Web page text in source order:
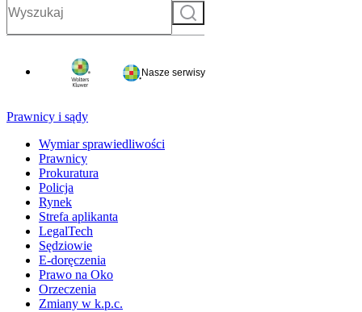
Szukaj
Nasze serwisy
Prawnicy i sądy
Wymiar sprawiedliwości
Prawnicy
Prokuratura
Policja
Rynek
Strefa aplikanta
LegalTech
Sędziowie
E-doręczenia
Prawo na Oko
Orzeczenia
Zmiany w k.p.c.